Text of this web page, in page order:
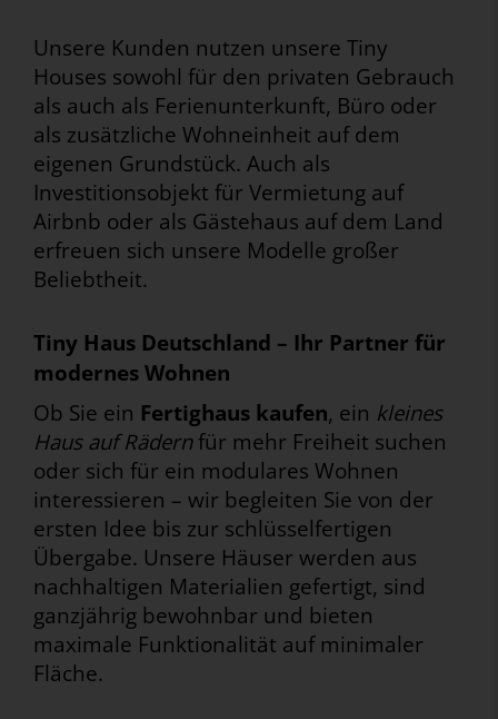
Unsere Kunden nutzen unsere Tiny
Houses sowohl für den privaten Gebrauch
als auch als Ferienunterkunft, Büro oder
als zusätzliche Wohneinheit auf dem
eigenen Grundstück. Auch als
Investitionsobjekt für Vermietung auf
Airbnb oder als Gästehaus auf dem Land
erfreuen sich unsere Modelle großer
Beliebtheit.
Tiny Haus Deutschland – Ihr Partner für
modernes Wohnen
Ob Sie ein Fertighaus kaufen, ein kleines
Haus auf Rädernfür mehr Freiheit suchen
oder sich für ein modulares Wohnen
interessieren – wir begleiten Sie von der
ersten Idee bis zur schlüsselfertigen
Übergabe. Unsere Häuser werden aus
nachhaltigen Materialien gefertigt, sind
ganzjährig bewohnbar und bieten
maximale Funktionalität auf minimaler
Fläche.